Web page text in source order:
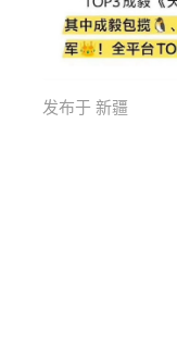
发布于 新疆